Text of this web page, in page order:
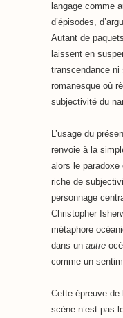
langage comme
d’épisodes,
Autant de
laissent en
transcendance ni
romanesque où
subjectivité du
L’usage du
renvoie à la
alors le paradoxe
riche de
personnage
Christopher
métaphore
dans un autre
comme un
Cette épreuve
scène n’est pas